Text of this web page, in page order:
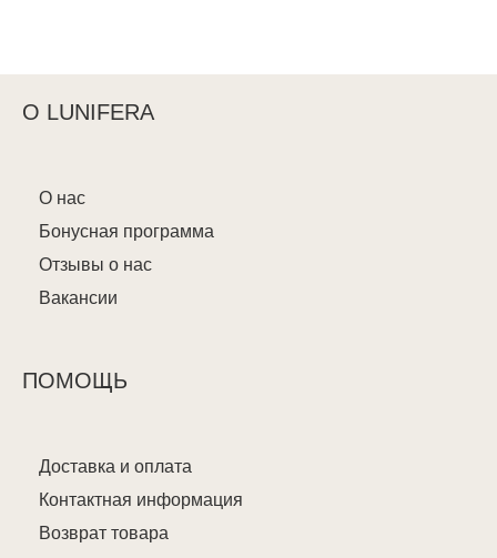
О LUNIFERA
О нас
Бонусная программа
Отзывы о нас
Вакансии
ПОМОЩЬ
Доставка и оплата
Контактная информация
Возврат товара